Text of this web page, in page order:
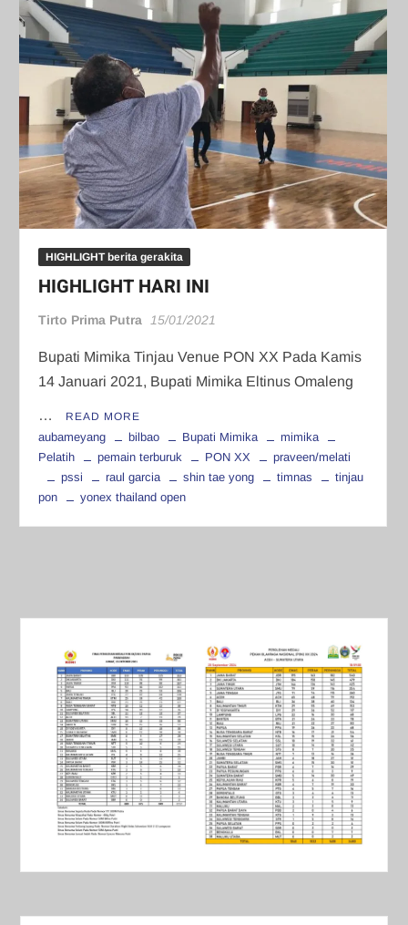
HIGHLIGHT berita gerakita
HIGHLIGHT HARI INI
Tirto Prima Putra 15/01/2021
Bupati Mimika Tinjau Venue PON XX Pada Kamis
14 Januari 2021, Bupati Mimika Eltinus Omaleng
… READ MORE
aubameyang bilbao Bupati Mimika
mimika
Pelatih
pemain terburuk PON XX
praveen/melati
pssi
raul garcia shin tae yong timnas
tinjau
pon
yonex thailand open